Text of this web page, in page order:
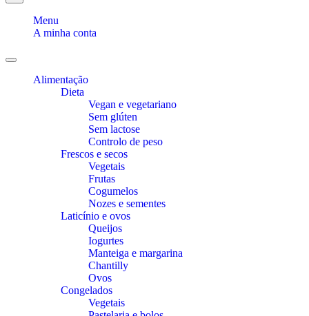
Menu
A minha conta
Toggle
navigationAlimentação
Dieta
Vegan e vegetariano
Sem glúten
Sem lactose
Controlo de peso
Frescos e secos
Vegetais
Frutas
Cogumelos
Nozes e sementes
Laticínio e ovos
Queijos
Iogurtes
Manteiga e margarina
Chantilly
Ovos
Congelados
Vegetais